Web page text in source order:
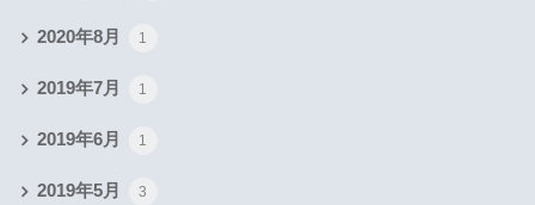
2020年8月 1
2019年7月 1
2019年6月 1
2019年5月 3